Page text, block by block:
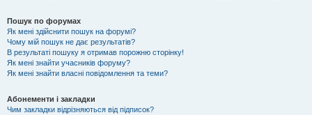
Пошук по форумах
Як мені здійснити пошук на форумі?
Чому мій пошук не дає результатів?
В результаті пошуку я отримав порожню сторінку!
Як мені знайти учасників форуму?
Як мені знайти власні повідомлення та теми?
Абонементи і закладки
Чим закладки відрізняються від підписок?